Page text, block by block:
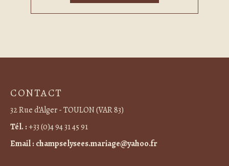
CONTACT
32 Rue d’Alger - TOULON (VAR 83)
Tél. :+33 (0)4 94 31 45 91
Email : champselysees.mariage@yahoo.fr